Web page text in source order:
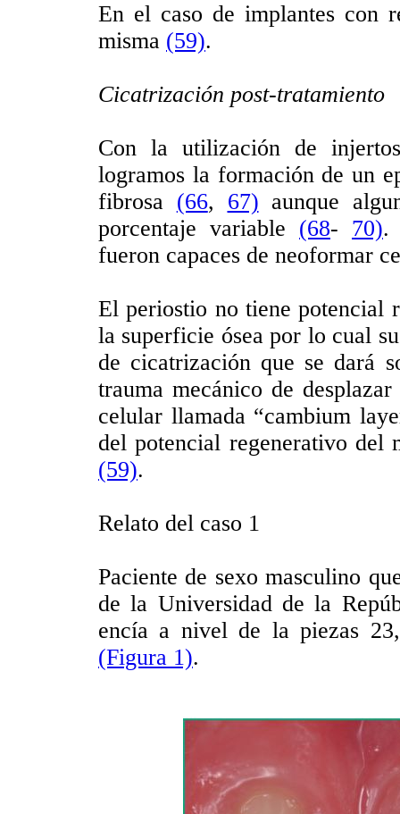
En el caso de implantes con
misma (59).
Cicatrización post-tratamiento
Con la utilización de
logramos la formación de un
fibrosa (66, 67) aunque
porcentaje variable (68- 70).
fueron capaces de neoformar
El periostio no tiene potencial
la superficie ósea por lo cual
de cicatrización que se dará
trauma mecánico de
celular llamada “cambium
del potencial regenerativo del
(59).
Relato del caso 1
Paciente de sexo masculino
de la Universidad de la
encía a nivel de la piezas
(Figura 1).